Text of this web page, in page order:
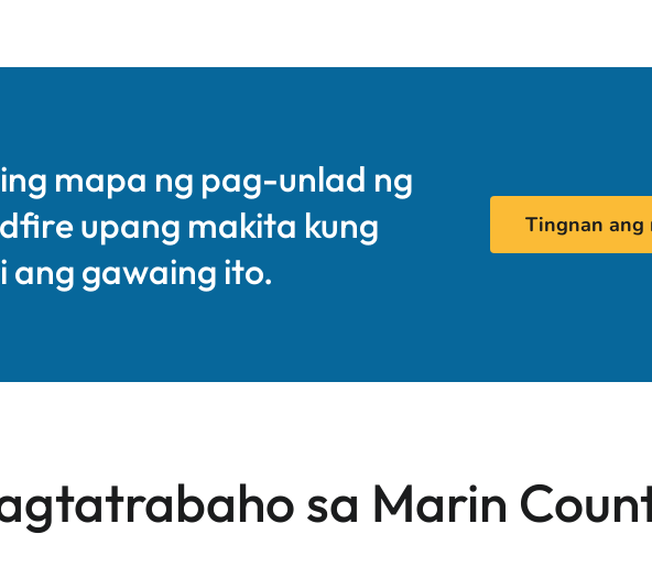
mapa ng pag-unlad ng
upang makita kung
gawaing ito.
Tingnan ang
sa Marin